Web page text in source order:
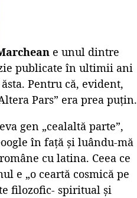
e unul dintre
publicate în ultimii ani
Pentru că, evident,
Pars” era prea puțin.
gen „cealaltă parte”,
în față și luându-mă
cu latina. Ceea ce
e „o ceartă cosmică pe
filozofic- spiritual și